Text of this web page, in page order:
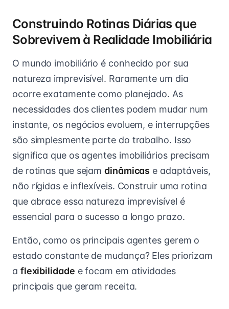
Construindo Rotinas Diárias que
Sobrevivem à Realidade Imobiliária
O mundo imobiliário é conhecido por sua
natureza imprevisível. Raramente um dia
ocorre exatamente como planejado. As
necessidades dos clientes podem mudar num
instante, os negócios evoluem, e interrupções
são simplesmente parte do trabalho. Isso
significa que os agentes imobiliários precisam
de rotinas que sejamdinâmicas e adaptáveis,
não rígidas e inflexíveis. Construir uma rotina
que abrace essa natureza imprevisível é
essencial para o sucesso a longo prazo.
Então, como os principais agentes gerem o
estado constante de mudança? Eles priorizam
a flexibilidade e focam em atividades
principais que geram receita.